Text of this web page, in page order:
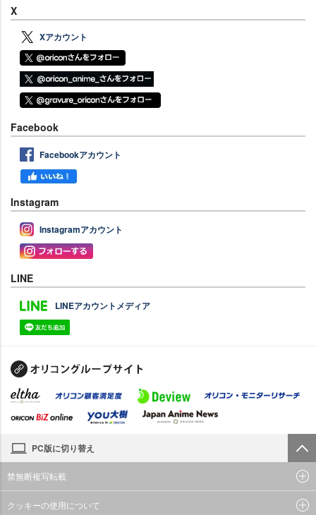
X
Xアカウント
Facebook
Facebookアカウント
Instagram
Instagramアカウント
LINE
LINEアカウントメディア
PC版に切り替え
禁無断複写転載
クッキーの使用について